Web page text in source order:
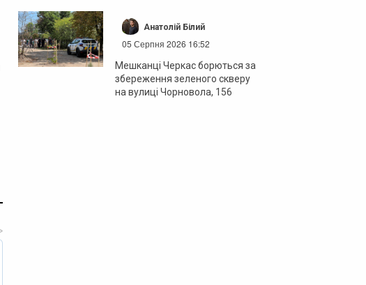
Анатолій Білий
05 Серпня 2026 16:52
Мешканці Черкас борються за
збереження зеленого скверу
на вулиці Чорновола, 156